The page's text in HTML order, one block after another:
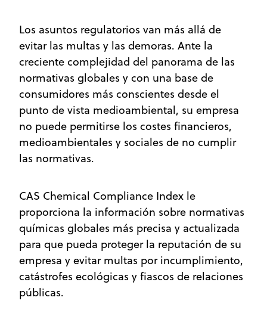
Los asuntos regulatorios van más allá de
evitar las multas y las demoras. Ante la
creciente complejidad del panorama de las
normativas globales y con una base de
consumidores más conscientes desde el
punto de vista medioambiental, su empresa
no puede permitirse los costes financieros,
medioambientales y sociales de no cumplir
las normativas.
CAS Chemical Compliance Index le
proporciona la información sobre normativas
químicas globales más precisa y actualizada
para que pueda proteger la reputación de su
empresa y evitar multas por incumplimiento,
catástrofes ecológicas y fiascos de relaciones
públicas.